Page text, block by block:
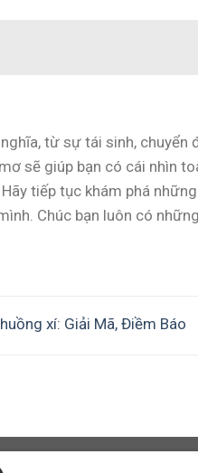
từ sự tái sinh, chuyển
sẽ giúp bạn có cái nhìn
tiếp tục khám phá những
Chúc bạn luôn có
xí: Giải Mã, Điềm Báo